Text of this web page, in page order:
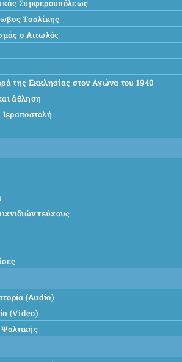
Συμφερουπόλεως
Τσαλίκης
ο Αιτωλός
της Εκκλησίας στον Αγώνα του 1940
άθληση
τεύχους
(Audio)
(Video)